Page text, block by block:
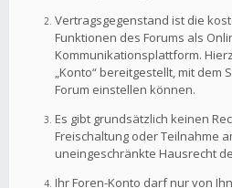
Vertragsgegenstand ist die
Funktionen des Forums als
Kommunikationsplattform.
„Konto“ bereitgestellt, mit dem
Forum einstellen können.
Es gibt grundsätzlich keinen
Freischaltung oder Teilnahme
uneingeschränkte Hausrecht
Ihr Foren-Konto darf nur von